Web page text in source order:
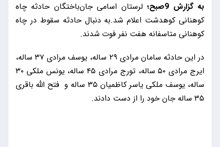
به گزارش 9صبح؛
لرستان اسامی جان‌باختگان حادثه چاه
کوهنانی کوهدشت اعلام شد.به دنبال حادثه سقوط در چاه
کوهنانی متاسفانه هفت نفر فوت شدند.
در این حادثه سامان مرادی ۲۹ ساله، یوسف مرادی ۳۷ ساله،
ایرج مرادی ۵۰ ساله، تورج مرادی ۴۵ ساله، یونس ملکی ۳۰
ساله، یوسف ملکی یاسر کاظمیان ۳۵ ساله و فتح الله باقری
۳۵ ساله جان خود را از دست دادند.